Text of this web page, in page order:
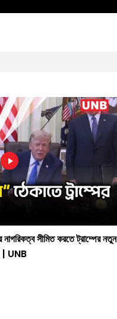
নাগরিকত্ব সীমিত করতে ট্রাম্পের নতুন
UNB